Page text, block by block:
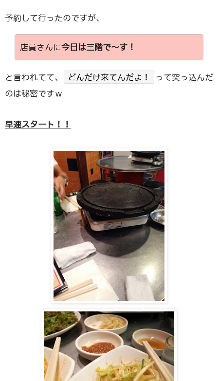
予約して行ったのですが、
店員さんに今日は三階で～す！
と言われてて、 どんだけ来てんだよ！
って突っ込んだ
のは秘密ですｗ
早速スタート！！